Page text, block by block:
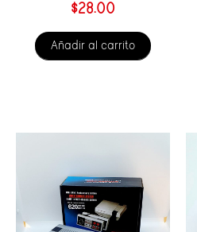
$28.00
Añadir al carrito